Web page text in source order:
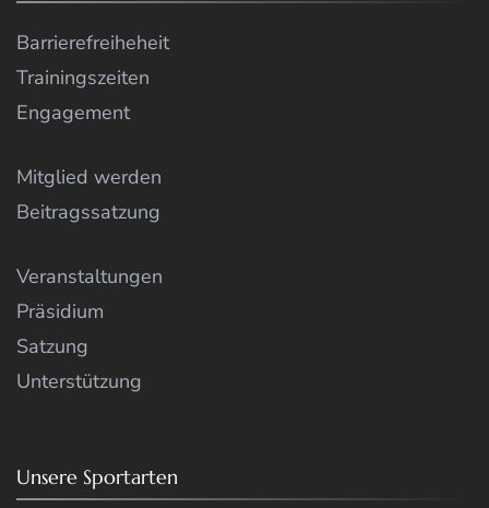
Barrierefreiheheit
Trainingszeiten
Engagement
Mitglied werden
Beitragssatzung
Veranstaltungen
Präsidium
Satzung
Unterstützung
Unsere Sportarten